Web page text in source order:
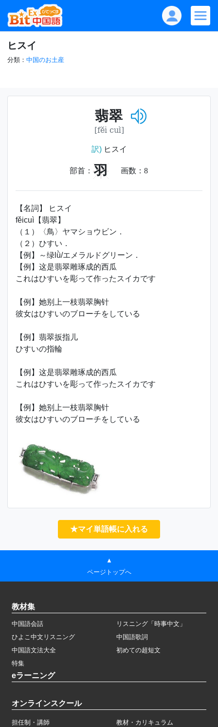
ヒスイ
分類： 中国のお土産
翡翠
[fěi cuì]
訳)ヒスイ
部首： 羽 画数： 8
【名詞】 ヒスイ
fěicuì【翡翠】
（１）〈鳥〉ヤマショウビン．
（２）ひすい．
【例】～绿lǜ/エメラルドグリーン．
【例】这是翡翠雕琢成的西瓜
これはひすいを彫って作ったスイカです
【例】她别上一枝翡翠胸针
彼女はひすいのブローチをしている
【例】翡翠扳指儿
ひすいの指輪
【例】这是翡翠雕琢成的西瓜
これはひすいを彫って作ったスイカです
【例】她别上一枝翡翠胸针
彼女はひすいのブローチをしている
★マイ単語帳に入れる
▲
ページトップへ
教材集
中国語会話
リスニング「時事中文」
ひよこ中文リスニング
中国語歌詞
中国語文法大全
初めての超短文
特集
eラーニング
オンラインスクール
担任制・講師 教材・カリキュラム